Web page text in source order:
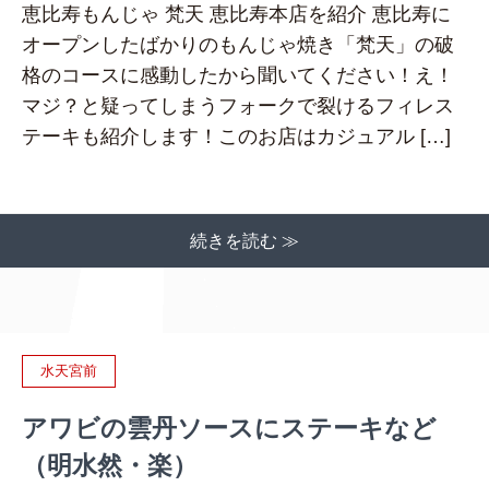
恵比寿もんじゃ 梵天 恵比寿本店を紹介 恵比寿に
オープンしたばかりのもんじゃ焼き「梵天」の破
格のコースに感動したから聞いてください！え！
マジ？と疑ってしまうフォークで裂けるフィレス
テーキも紹介します！このお店はカジュアル […]
続きを読む ≫
水天宮前
アワビの雲丹ソースにステーキなど
（明水然・楽）